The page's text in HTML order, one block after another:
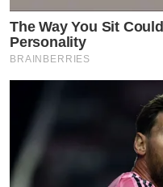
The Way You Sit
Personality
BRAINBERRIES